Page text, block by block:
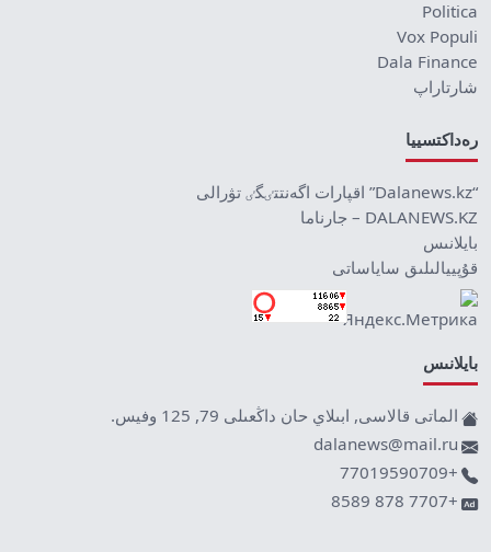
Politica
Vox Populi
Dala Finance
شارتاراپ
رەداكتسييا
“Dalanews.kz” اقپارات اگەنتتٸگٸ تۋرالى
DALANEWS.KZ – جارناما
بايلانىس
قۇپييالىلىق ساياساتى
بايلانىس
الماتى قالاسى, ابىلاي حان داڭعىلى 79, 125 وفيس.
dalanews@mail.ru
+77019590709
+7707 878 8589